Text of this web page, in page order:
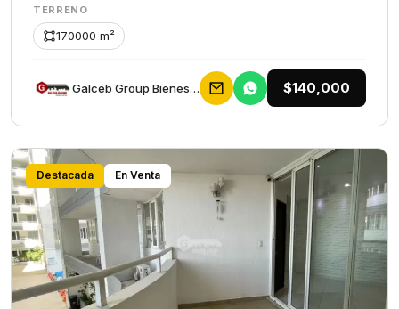
TERRENO
170000 m²
Galceb Group Bienes Raices $140,000
Destacada En Venta